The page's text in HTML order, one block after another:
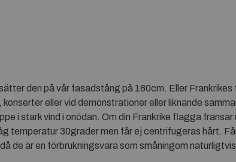
den på vår fasadstång på 180cm. Eller
eller vid demonstrationer eller liknande
i stark vind i onödan. Om din Frankrike flagga
temperatur 30grader men får ej centrifugeras hårt.
är en förbrukningsvara som småningom